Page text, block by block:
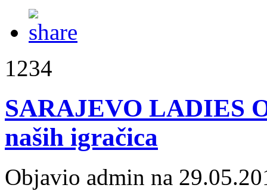
1234
SARAJEVO LADIES
naših igračica
Objavio admin na